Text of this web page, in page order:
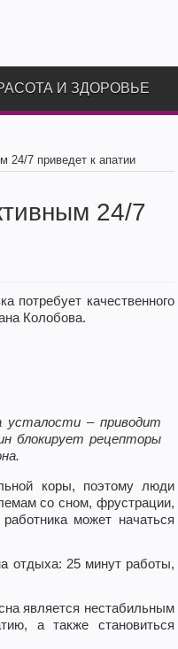
И ЗДОРОВЬЕ
24/7 приведет к апатии
24/7
потребует качественного
Колобова.
усталости – приводит
блокирует рецепторы
коры, поэтому люди
со сном, фрустрации,
может начаться
отдыха: 25 минут работы,
является нестабильным
а также становиться